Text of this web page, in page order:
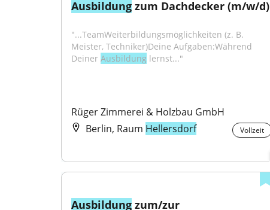
Ausbildung zum Dachdecker (m/w/d)
"...TeamWeiterbildungsmöglichkeiten (z. B.
Meister, Techniker)Deine Aufgaben:Während
Deiner Ausbildung lernst..."
Rüger Zimmerei & Holzbau GmbH
Berlin, Raum Hellersdorf Vollzeit
Ausbildung zum/zur